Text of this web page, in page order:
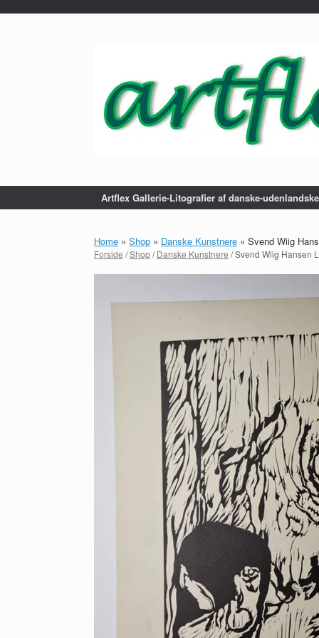
Artflex Gallerie-Litografier af danske-
Home » Shop » Danske Kunstnere » Svend Wiig
Forside /Shop/Danske Kunstnere / Svend Wiig Hansen